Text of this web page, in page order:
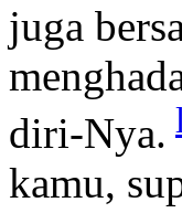
juga
diri-Nya. l
kamu,